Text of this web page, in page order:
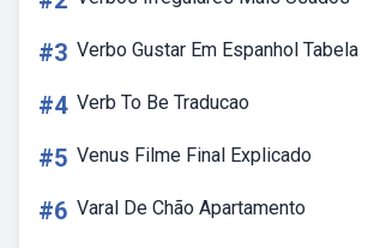
#3 Verbo Gustar Em Espanhol Tabela
#4 Verb To Be Traducao
#5 Venus Filme Final Explicado
#6 Varal De Chão Apartamento